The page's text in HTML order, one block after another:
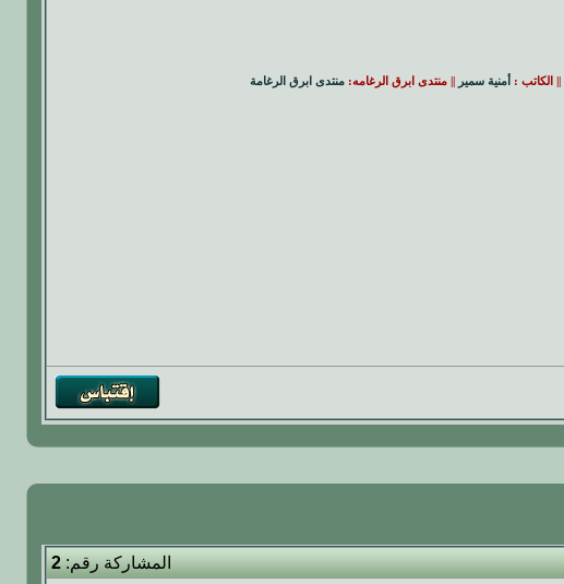
|| الكاتب : أمنية سمير || منتدى ابرق الرغامه: منتدى ابرق الرغامة
المشاركة رقم:2